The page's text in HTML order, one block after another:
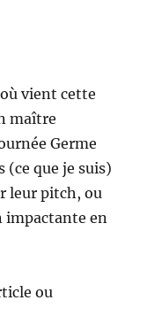
vient cette
maître
Germe
que je suis)
leur pitch, ou
impactante en
ou